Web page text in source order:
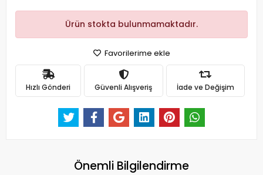
Ürün stokta bulunmamaktadır.
Favorilerime ekle
Hızlı Gönderi Güvenli Alışveriş İade ve Değişim
Önemli Bilgilendirme